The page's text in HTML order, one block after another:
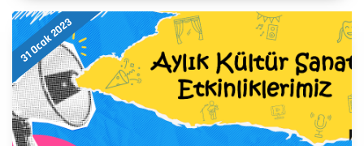
31 Ocak 2023